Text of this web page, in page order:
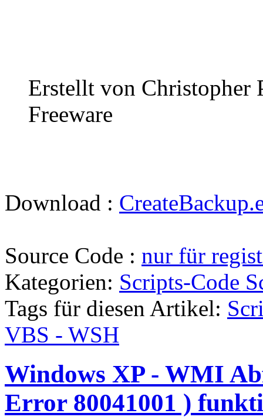
Erstellt von
Freeware
Download :
Source Code : nur für
Kategorien: Scripts-Code
Tags für diesen Artikel:
VBS - WSH
Windows XP - WMI
Error 80041001 )